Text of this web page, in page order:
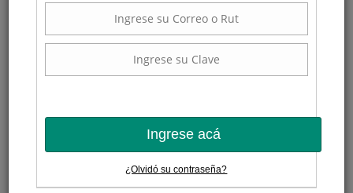
Ingrese acá
¿Olvidó su contraseña?